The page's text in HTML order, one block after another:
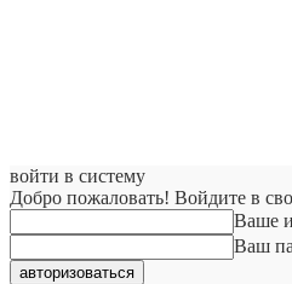
войти в систему
Добро пожаловать! Войдите в
Ваше
Ваш